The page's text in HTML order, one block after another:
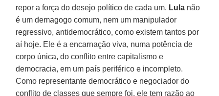
repor a força do desejo político de cada um. Lula não
é um demagogo comum, nem um manipulador
regressivo, antidemocrático, como existem tantos por
aí hoje. Ele é a encarnação viva, numa potência de
corpo única, do conflito entre capitalismo e
democracia, em um país periférico e incompleto.
Como representante democrático e negociador do
conflito de classes que sempre foi, ele tem razão ao